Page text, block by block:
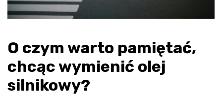
O czym warto pamiętać,
chcąc wymienić olej
silnikowy?